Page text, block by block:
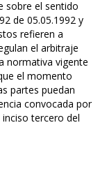
sobre el sentido
de 05.05.1992 y
refieren a
el arbitraje
normativa vigente
el momento
partes puedan
convocada por
tercero del